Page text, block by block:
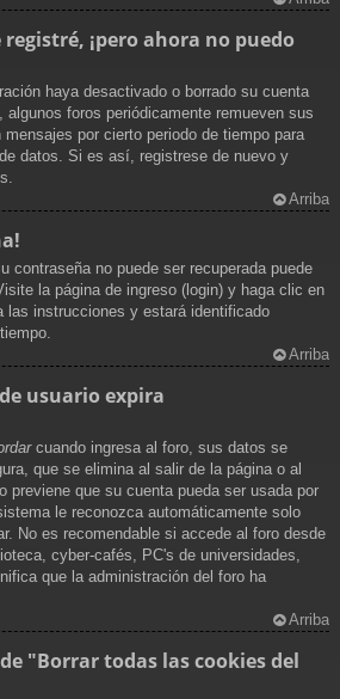
¡pero ahora no puedo
haya desactivado o borrado su cuenta
algunos foros periódicamente remueven sus
por cierto periodo de tiempo para
datos. Si es así, registrese de nuevo y
Arriba
contraseña no puede ser recuperada puede
la página de ingreso (login) y haga clic en
las instrucciones y estará identificado
Arriba
usuario expira
cuando ingresa al foro, sus datos se
que se elimina al salir de la página o al
previene que su cuenta pueda ser usada por
le reconozca automáticamente solo
No es recomendable si accede al foro desde
cyber-cafés, PC's de universidades,
que la administración del foro ha
Arriba
"Borrar todas las cookies del